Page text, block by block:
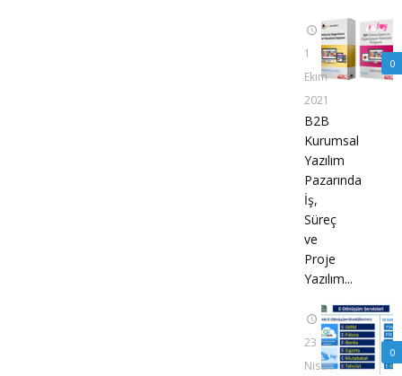
0
1
Ekim
2021
B2B
Kurumsal
Yazılım
Pazarında
İş,
Süreç
ve
Proje
Yazılım...
0
23
Nisan